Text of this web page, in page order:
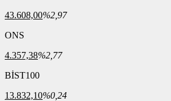
43.608,00%2,97
ONS
4.357,38%2,77
BİST100
13.832,10%0,24